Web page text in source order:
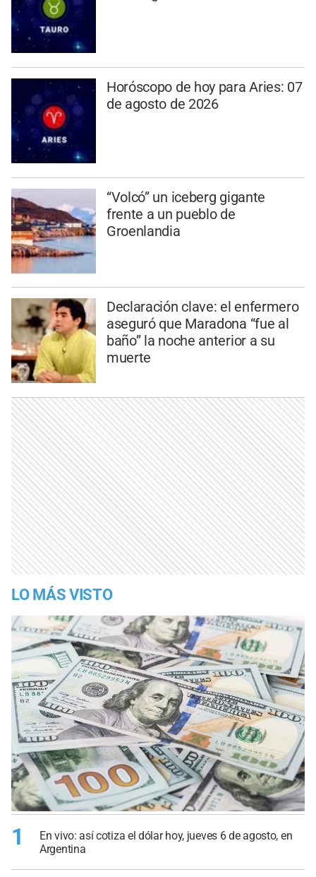
Horóscopo de hoy para Aries: 07
de agosto de 2026
“Volcó” un iceberg gigante
frente a un pueblo de
Groenlandia
Declaración clave: el enfermero
aseguró que Maradona “fue al
baño” la noche anterior a su
muerte
LO MÁS VISTO
1
En vivo: así cotiza el dólar hoy, jueves 6 de agosto, en
Argentina